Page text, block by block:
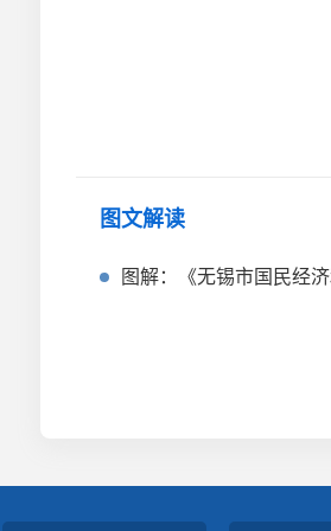
图文解读
图解：《无锡市国民经